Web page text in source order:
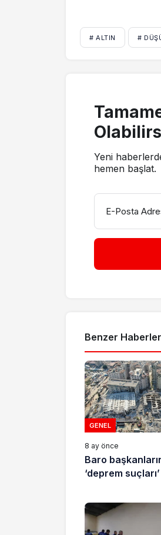
# ALTIN #
Yeni
hemen başlat.
E-Posta
Benzer Haberler
GENEL
8 ay önce
Baro
‘deprem suçları’